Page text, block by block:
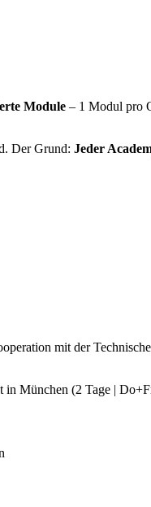
Module – 1 Modul pro
Der Grund: Jeder
mit der
in München (2 Tage |